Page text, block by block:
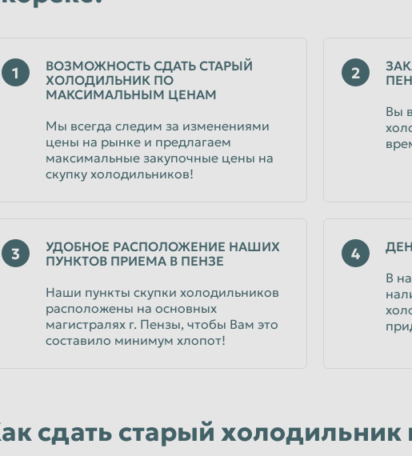
1
ВОЗМОЖНОСТЬ СДАТЬ СТАРЫЙ
ХОЛОДИЛЬНИК ПО
МАКСИМАЛЬНЫМ ЦЕНАМ
Мы всегда следим за изменениями
цены на рынке и предлагаем
максимальные закупочные цены на
скупку холодильников!
2
Вы
3
УДОБНОЕ РАСПОЛОЖЕНИЕ НАШИХ
ПУНКТОВ ПРИЕМА В ПЕНЗЕ
Наши пункты скупки холодильников
расположены на основных
магистралях г. Пензы, чтобы Вам это
составило минимум хлопот!
4
В
сдать старый холодильник